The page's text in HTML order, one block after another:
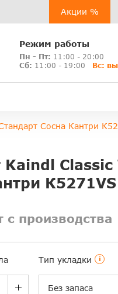
Акции %
Режим работы
Пн - Пт: 11:00 - 20:00
Сб: 11:00 - 19:00 Вс:
Сосна Кантри
К5271VS
с производства
Тип укладки i
Без запаса